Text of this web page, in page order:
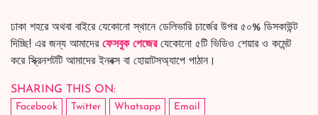
ঢাকা শহরে অথবা বাইরে যেকোনো স্থানে ডেলিভারি চার্জের উপর ৫০% ডিসকাউন্ট
দিচ্ছি! এর জন্য আমাদের ফেসবুক পেজেরযেকোনো ৫টি ভিডিও শেয়ার ও কমেন্ট
করে স্ক্রিনশটটি আমাদের ইনবক্স বা হোয়াটসঅ্যাপে পাঠান।
SHARING THIS ON:
Facebook Twitter Whatsapp Email